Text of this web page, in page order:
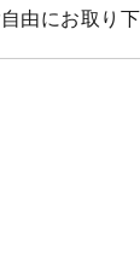
由にお取り下